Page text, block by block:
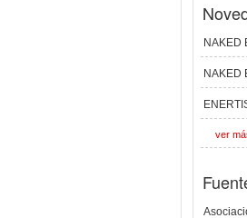
NAKED
NAKED
ver